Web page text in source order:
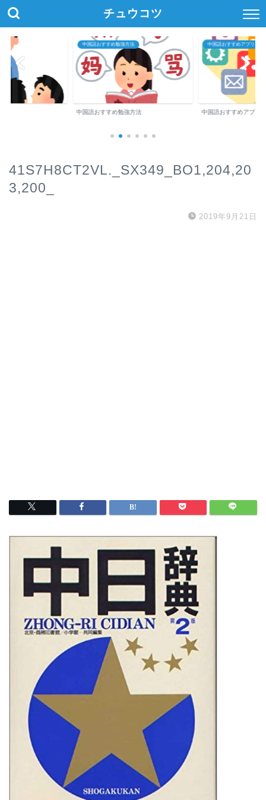
チュウコツ
中国語おすすめ勉強方法
中国語おすすめ勉強方法
中国語おすすめアプリ・参
中国語おすすめアプリ
41S7H8CT2VL._SX349_BO1,204,20
3,200_
2019年9月21日